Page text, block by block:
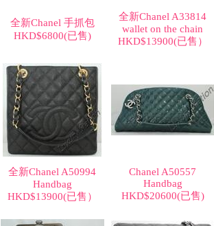
全新Chanel 手抓包
HKD$6800(已售)
全新Chanel A33814
wallet on the chain
HKD$13900(已售）
全新Chanel A50994
Handbag
HKD$13900(已售）
Chanel A50557
Handbag
HKD$20600(已售)